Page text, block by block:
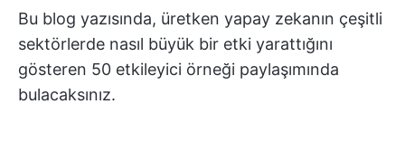
Bu blog yazısında, üretken yapay zekanın çeşitli
sektörlerde nasıl büyük bir etki yarattığını
gösteren 50 etkileyici örneği paylaşımında
bulacaksınız.